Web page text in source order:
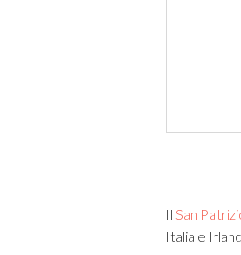
Il San
Italia e